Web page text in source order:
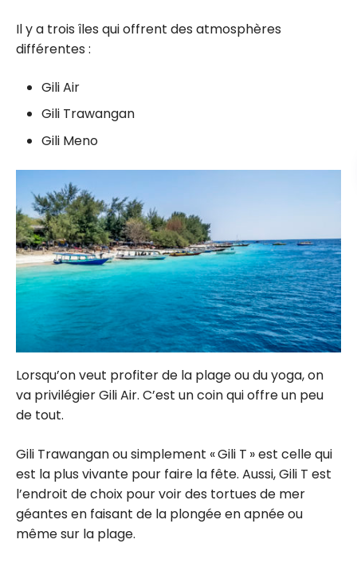
Il y a trois îles qui offrent des atmosphères
différentes :
Gili Air
Gili Trawangan
Gili Meno
Lorsqu’on veut profiter de la plage ou du yoga, on
va privilégier Gili Air. C’est un coin qui offre un peu
de tout.
Gili Trawangan ou simplement « Gili T » est celle qui
est la plus vivante pour faire la fête. Aussi, Gili T est
l’endroit de choix pour voir des tortues de mer
géantes en faisant de la plongée en apnée ou
même sur la plage.